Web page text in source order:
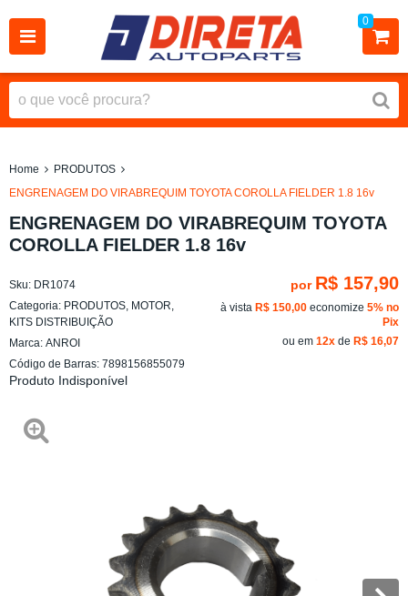
0
Home
PRODUTOS
ENGRENAGEM DO VIRABREQUIM TOYOTA COROLLA FIELDER 1.8 16v
ENGRENAGEM DO VIRABREQUIM TOYOTA
COROLLA FIELDER 1.8 16v
Sku: DR1074
Categoria: PRODUTOS MOTOR
KITS DISTRIBUIÇÃO
Marca: ANROI
Código de Barras: 7898156855079
Produto Indisponível
por R$ 157,90
à vista R$ 150,00 economize 5% no
Pix
ou em 12x de R$ 16,07